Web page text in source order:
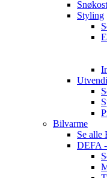
Styling
Bilvarme
Se alle
DEFA